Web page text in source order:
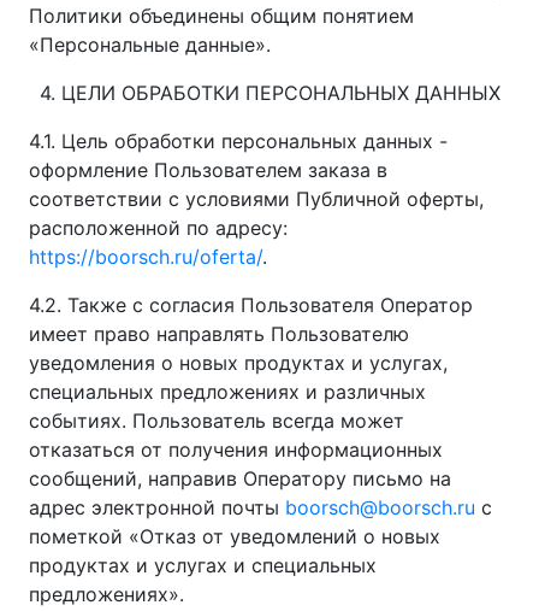
Политики объединены общим понятием
«Персональные данные».
4. ЦЕЛИ ОБРАБОТКИ ПЕРСОНАЛЬНЫХ ДАННЫХ
4.1. Цель обработки персональных данных -
оформление Пользователем заказа в
соответствии с условиями Публичной оферты,
расположенной по адресу:
https://boorsch.ru/oferta/.
4.2. Также с согласия Пользователя Оператор
имеет право направлять Пользователю
уведомления о новых продуктах и услугах,
специальных предложениях и различных
событиях. Пользователь всегда может
отказаться от получения информационных
сообщений, направив Оператору письмо на
адрес электронной почты boorsch@boorsch.ru с
пометкой «Отказ от уведомлений о новых
продуктах и услугах и специальных
предложениях».